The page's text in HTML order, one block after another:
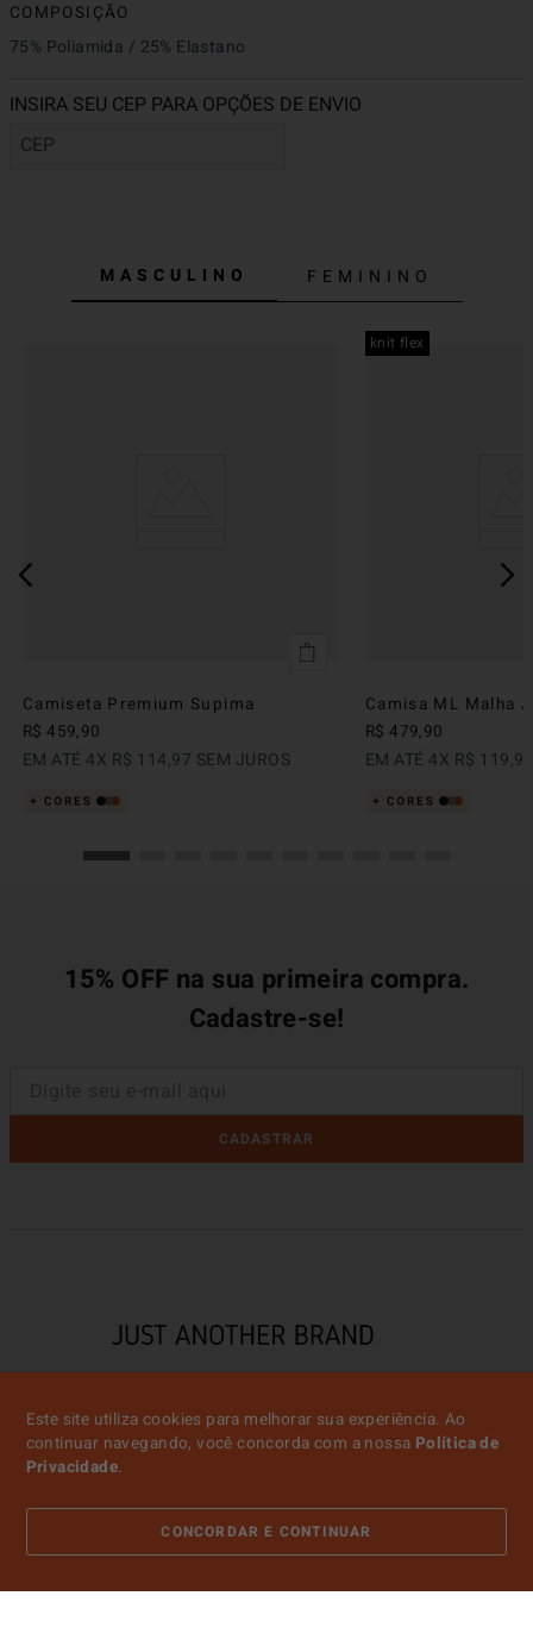
COMPOSIÇÃO
75% Poliamida / 25% Elastano
MASCULINO FEMININO
Camiseta Premium Supima
R$ 459,90
EM ATÉ 4X R$ 114,97 SEM JUROS
knit flex
Camisa ML Malha
R$ 479,90
EM ATÉ 4X R$ 119,
15% OFF na sua primeira compra.
Cadastre-se!
CADASTRAR
SOBRE NÓS
Este site utiliza cookies para melhorar sua experiência. Ao
continuar navegando, você concorda com a nossa Política de
Privacidade.
CONCORDAR E CONTINUAR